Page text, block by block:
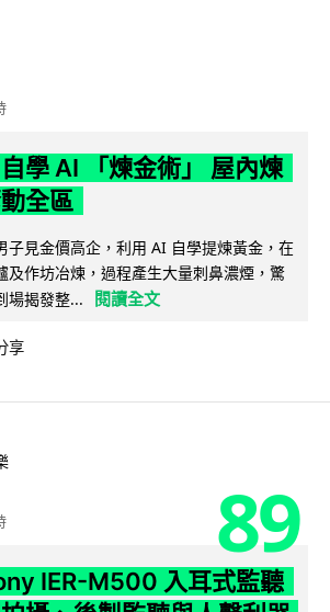
學 AI 「煉金術」 屋內煉
全區
子見金價高企，利用 AI 自學提煉黃金，在
及作坊冶煉，過程產生大量刺鼻濃煙，驚
場揭發整...
閱讀全文
享
89
IER-M500 入耳式監聽